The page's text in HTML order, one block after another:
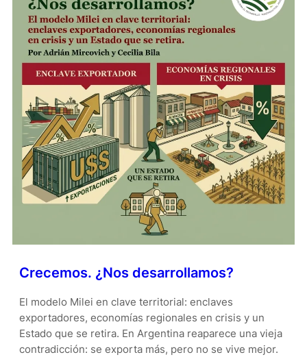
Crecemos. ¿Nos desarrollamos?
El modelo Milei en clave territorial: enclaves
exportadores, economías regionales en crisis y un
Estado que se retira. En Argentina reaparece una vieja
contradicción: se exporta más, pero no se vive mejor.